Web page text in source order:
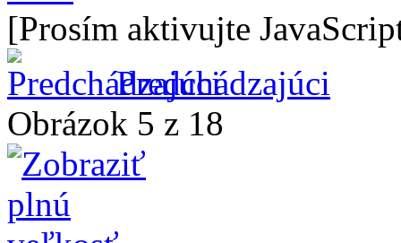
prednášky a semináre
vystúpenia a koncerty
výstavy
[Prosím aktivujte
Predchádzajúci
Obrázok 5 z 18